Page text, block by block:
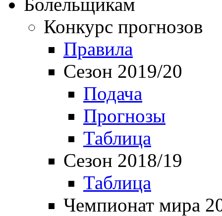
Конкурс прогнозов
Правила
Сезон 2019/20
Подача
Прогнозы
Таблица
Сезон 2018/19
Таблица
Чемпионат мира